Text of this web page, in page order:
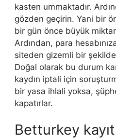
kasten ummaktadır.
gözden geçirin. Yani bir
bir gün önce büyük
Ardından, para
siteden gizemli bir
Doğal olarak bu durum
kaydın iptali için
bir yasa ihlali yoksa,
kapatırlar.
Betturkey